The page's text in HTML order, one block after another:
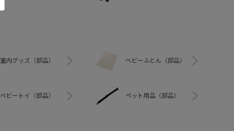
室内グッズ（部品） ベビーふとん（部品）
ベビートイ（部品） ペット用品（部品）